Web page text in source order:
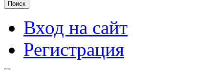
Вход на сайт
Регистрация